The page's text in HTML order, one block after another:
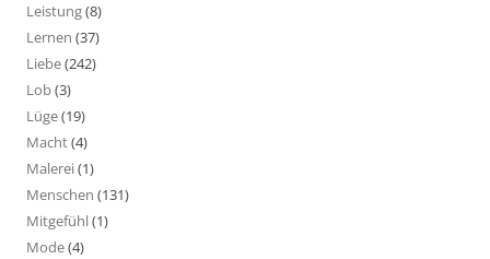
Leistung(8)
Lernen (37)
Liebe(242)
Lob(3)
Lüge(19)
Macht(4)
Malerei(1)
Menschen (131)
Mitgefühl(1)
Mode(4)